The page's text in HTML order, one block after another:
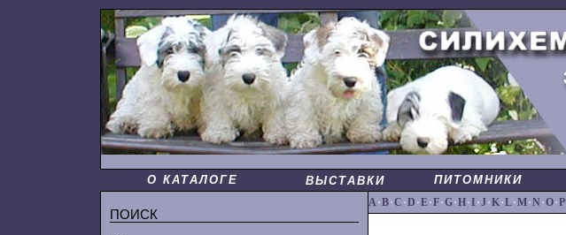
О КАТАЛОГЕ ВЫСТАВКИ ПИТОМНИКИ
ПОИСК
A·B·C ·D ·E·F·G·H·I ·J·K·L·M·N·O·P